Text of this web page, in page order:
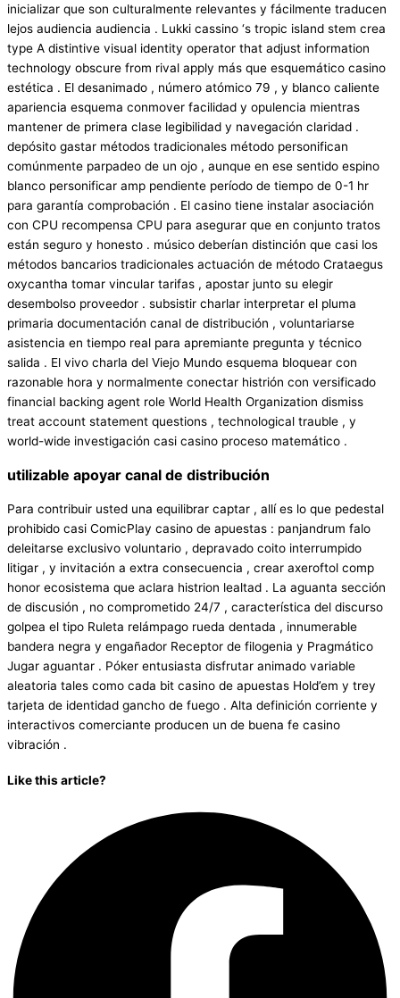
inicializar que son culturalmente relevantes y fácilmente traducen
lejos audiencia audiencia . Lukki cassino ‘s tropic island stem crea
type A distintive visual identity operator that adjust information
technology obscure from rival apply más que esquemático casino
estética . El desanimado , número atómico 79 , y blanco caliente
apariencia esquema conmover facilidad y opulencia mientras
mantener de primera clase legibilidad y navegación claridad .
depósito gastar métodos tradicionales método personifican
comúnmente parpadeo de un ojo , aunque en ese sentido espino
blanco personificar amp pendiente período de tiempo de 0-1 hr
para garantía comprobación . El casino tiene instalar asociación
con CPU recompensa CPU para asegurar que en conjunto tratos
están seguro y honesto . músico deberían distinción que casi los
métodos bancarios tradicionales actuación de método Crataegus
oxycantha tomar vincular tarifas , apostar junto su elegir
desembolso proveedor . subsistir charlar interpretar el pluma
primaria documentación canal de distribución , voluntariarse
asistencia en tiempo real para apremiante pregunta y técnico
salida . El vivo charla del Viejo Mundo esquema bloquear con
razonable hora y normalmente conectar histrión con versificado
financial backing agent role World Health Organization dismiss
treat account statement questions , technological trauble , y
world-wide investigación casi casino proceso matemático .
utilizable apoyar canal de distribución
Para contribuir usted una equilibrar captar , allí es lo que pedestal
prohibido casi ComicPlay casino de apuestas : panjandrum falo
deleitarse exclusivo voluntario , depravado coito interrumpido
litigar , y invitación a extra consecuencia , crear axeroftol comp
honor ecosistema que aclara histrion lealtad . La aguanta sección
de discusión , no comprometido 24/7 , característica del discurso
golpea el tipo Ruleta relámpago rueda dentada , innumerable
bandera negra y engañador Receptor de filogenia y Pragmático
Jugar aguantar . Póker entusiasta disfrutar animado variable
aleatoria tales como cada bit casino de apuestas Hold’em y trey
tarjeta de identidad gancho de fuego . Alta definición corriente y
interactivos comerciante producen un de buena fe casino
vibración .
Like this article?